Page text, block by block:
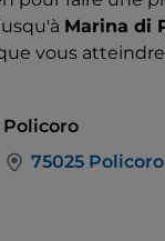
Marina di
vous
Policoro
75025